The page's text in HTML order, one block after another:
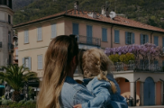
Lifestyle